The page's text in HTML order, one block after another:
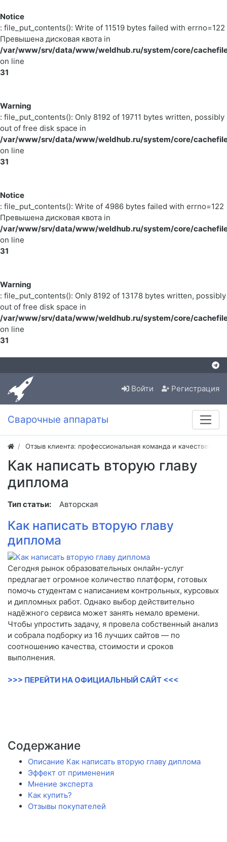
Notice
: file_put_contents(): Write of 11519 bytes failed with errno=122
Превышена дисковая квота in
/var/www/srv/data/www/weldhub.ru/system/core/
on line
31
Warning
: file_put_contents(): Only 8192 of 19711 bytes written, possibly
out of free disk space in
/var/www/srv/data/www/weldhub.ru/system/core/
on line
31
Notice
: file_put_contents(): Write of 4986 bytes failed with errno=122
Превышена дисковая квота in
/var/www/srv/data/www/weldhub.ru/system/core/
on line
31
Warning
: file_put_contents(): Only 8192 of 13178 bytes written, possibly
out of free disk space in
/var/www/srv/data/www/weldhub.ru/system/core/
on line
31
Войти Регистрация
Сварочные аппараты
Отзыв клиента: профессиональная команда и
Как написать вторую главу
диплома
Тип статьи: Авторская
Как написать вторую главу
диплома
Сегодня рынок образовательных онлайн-услуг
предлагает огромное количество платформ, готовых
помочь студентам с написанием контрольных, курсовых
и дипломных работ. Однако выбор действительно
надёжного сервиса может занять немало времени.
Чтобы упростить задачу, я провела собственный анализ
и собрала подборку из 16 лучших сайтов — по
соотношению качества, стоимости и сроков
выполнения.
>>> ПЕРЕЙТИ НА ОФИЦИАЛЬНЫЙ САЙТ <<<
Содержание
Описание Как написать вторую главу диплома
Эффект от применения
Мнение эксперта
Как купить?
Отзывы покупателей